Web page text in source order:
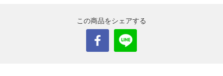
この商品をシェアする